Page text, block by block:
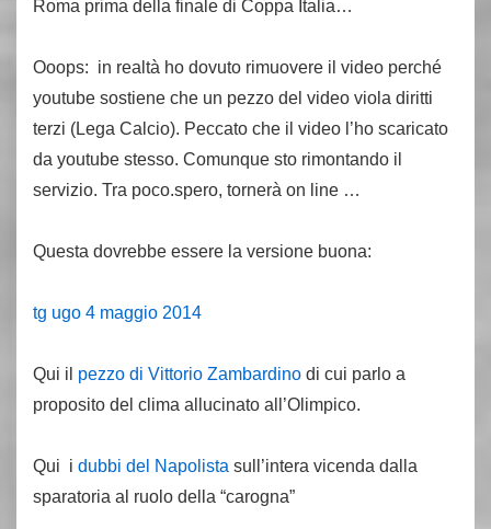
Roma prima della finale di Coppa Italia…
Ooops: in realtà ho dovuto rimuovere il video perché
youtube sostiene che un pezzo del video viola diritti
terzi (Lega Calcio). Peccato che il video l’ho scaricato
da youtube stesso. Comunque sto rimontando il
servizio. Tra poco.spero, tornerà on line …
Questa dovrebbe essere la versione buona:
tg ugo 4 maggio 2014
Qui il pezzo di Vittorio Zambardino di cui parlo a
proposito del clima allucinato all’Olimpico.
Qui i dubbi del Napolista sull’intera vicenda dalla
sparatoria al ruolo della “carogna”